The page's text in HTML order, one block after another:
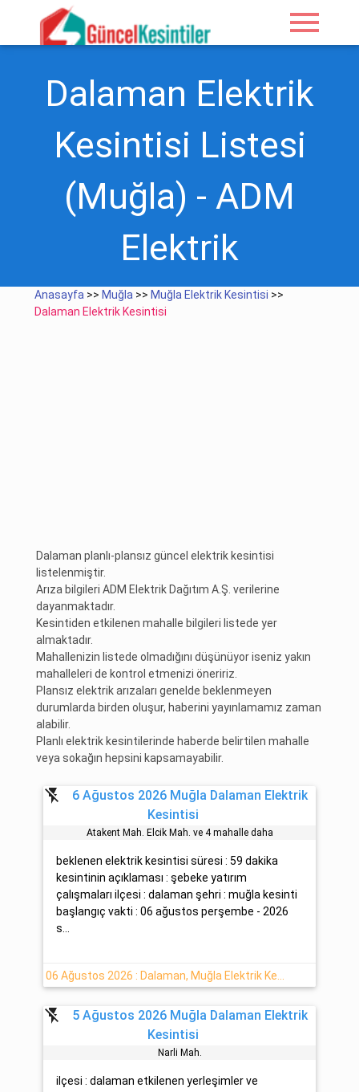
menu
Dalaman Elektrik
Kesintisi Listesi
(Muğla) - ADM
Elektrik
Anasayfa >> Muğla >> Muğla Elektrik Kesintisi >>
Dalaman Elektrik Kesintisi
Dalaman planlı-plansız güncel elektrik kesintisi
listelenmiştir.
Arıza bilgileri ADM Elektrik Dağıtım A.Ş. verilerine
dayanmaktadır.
Kesintiden etkilenen mahalle bilgileri listede yer
almaktadır.
Mahallenizin listede olmadığını düşünüyor iseniz yakın
mahalleleri de kontrol etmenizi öneririz.
Plansız elektrik arızaları genelde beklenmeyen
durumlarda birden oluşur, haberini yayınlamamız zaman
alabilir.
Planlı elektrik kesintilerinde haberde belirtilen mahalle
veya sokağın hepsini kapsamayabilir.
flash_off
6 Ağustos 2026 Muğla Dalaman Elektrik
Kesintisi
Atakent Mah. Elci̇k Mah. ve 4 mahalle daha
beklenen elektrik kesintisi süresi : 59 dakika
kesintinin açıklaması : şebeke yatırım
çalışmaları ilçesi : dalaman şehri : muğla kesinti
başlangıç vakti : 06 ağustos perşembe - 2026
s...
flash_off
5 Ağustos 2026 Muğla Dalaman Elektrik
Kesintisi
Narli Mah.
ilçesi : dalaman etkilenen yerleşimler ve